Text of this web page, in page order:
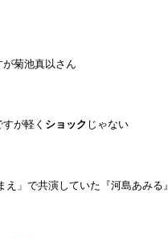
菊池真以さん
が軽く ショック じゃない
え」で共演していた『河島あみる』